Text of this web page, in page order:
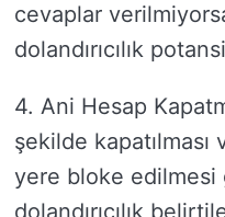
cevaplar
dolandırıcılık
4. Ani Hesap
şekilde kapatılması
yere bloke edilmesi
dolandırıcılık